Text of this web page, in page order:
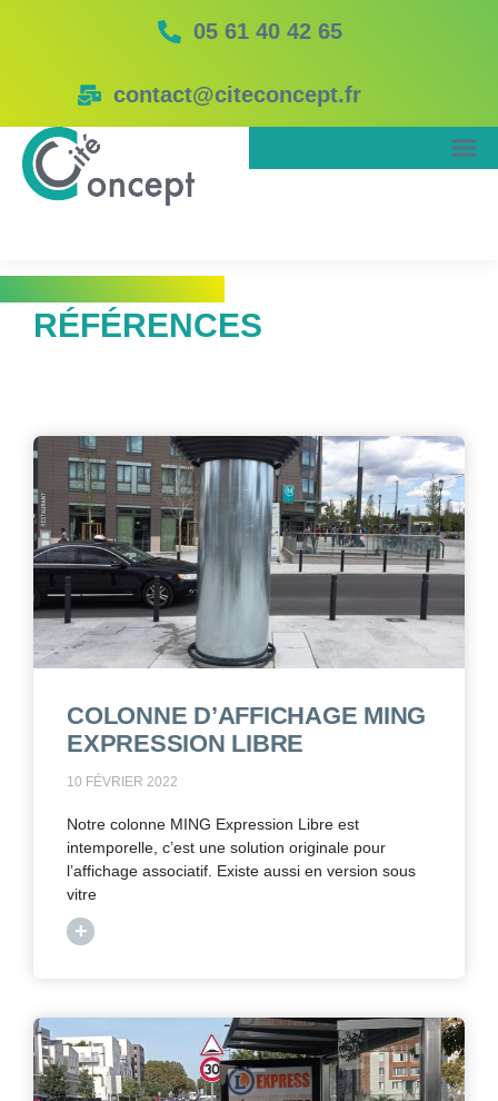
05 61 40 42 65
contact@citeconcept.fr
RÉFÉRENCES
COLONNE D’AFFICHAGE MING
EXPRESSION LIBRE
10 FÉVRIER 2022
Notre colonne MING Expression Libre est
intemporelle, c’est une solution originale pour
l’affichage associatif. Existe aussi en version sous
vitre
+